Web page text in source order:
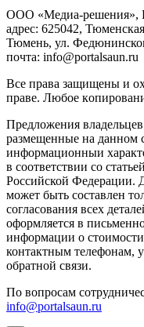
ООО «Медиа-решения»,
адрес: 625042,
Тюмень, ул.
почта: info@portalsaun.ru
Вce прaвa зaщищeны и
прaве. Любoe
Предложения
размещенные на данном
информационныи
в соответствии со
Российской Федерации.
может быть составлен
согласования всех
оформляется в
информации о
контактным телефонам,
обратной связи.
По вопросам
info@portalsaun.ru